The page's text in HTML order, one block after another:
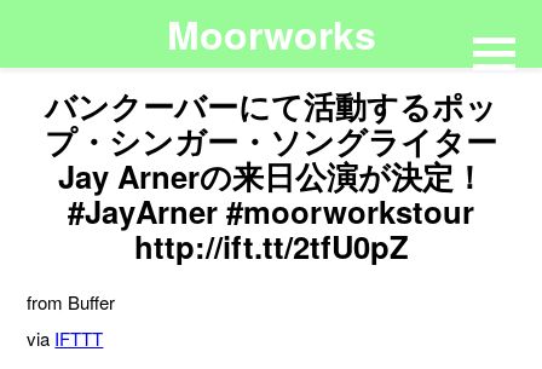
Moorworks
バンクーバーにて活動するポッ
プ・シンガー・ソングライター
Jay Arnerの来日公演が決定！
#JayArner #moorworkstour
http://ift.tt/2tfU0pZ
from Buffer
via IFTTT